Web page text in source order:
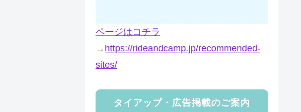
ページはコチラ
→ https://rideandcamp.jp/recommended-
sites/
タイアップ・広告掲載のご案内